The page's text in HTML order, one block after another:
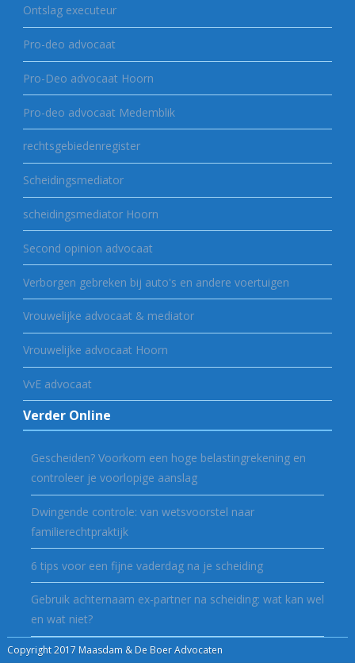
Ontslag executeur
Pro-deo advocaat
Pro-Deo advocaat Hoorn
Pro-deo advocaat Medemblik
rechtsgebiedenregister
Scheidingsmediator
scheidingsmediator Hoorn
Second opinion advocaat
Verborgen gebreken bij auto's en andere voertuigen
Vrouwelijke advocaat & mediator
Vrouwelijke advocaat Hoorn
VvE advocaat
Verder Online
Gescheiden? Voorkom een hoge belastingrekening en
controleer je voorlopige aanslag
Dwingende controle: van wetsvoorstel naar
familierechtpraktijk
6 tips voor een fijne vaderdag na je scheiding
Gebruik achternaam ex-partner na scheiding: wat kan wel
en wat niet?
Copyright 2017 Maasdam & De Boer Advocaten